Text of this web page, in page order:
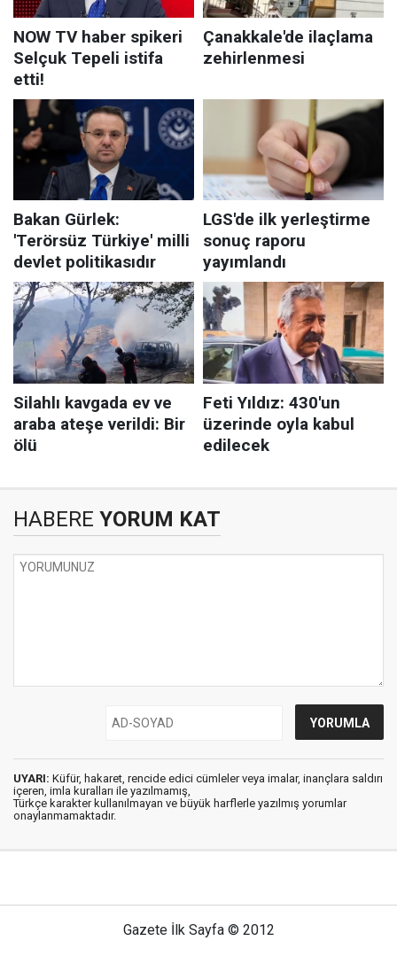
HABERE YORUM KAT
UYARI: Küfür, hakaret, rencide edici cümleler veya imalar, inançlara saldırı
içeren, imla kuralları ile yazılmamış,
Türkçe karakter kullanılmayan ve büyük harflerle yazılmış yorumlar
onaylanmamaktadır.
Gazete İlk Sayfa © 2012